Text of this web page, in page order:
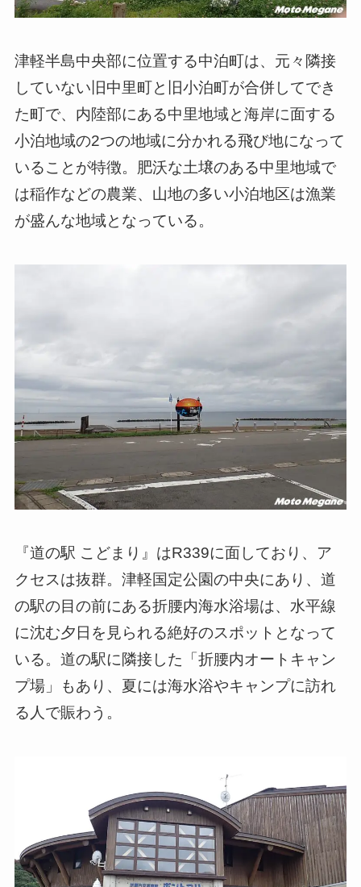
津軽半島中央部に位置する中泊町は、元々隣接
していない旧中里町と旧小泊町が合併してでき
た町で、内陸部にある中里地域と海岸に面する
小泊地域の2つの地域に分かれる飛び地になって
いることが特徴。肥沃な土壌のある中里地域で
は稲作などの農業、山地の多い小泊地区は漁業
が盛んな地域となっている。
『道の駅 こどまり』はR339に面しており、ア
クセスは抜群。津軽国定公園の中央にあり、道
の駅の目の前にある折腰内海水浴場は、水平線
に沈む夕日を見られる絶好のスポットとなって
いる。道の駅に隣接した「折腰内オートキャン
プ場」もあり、夏には海水浴やキャンプに訪れ
る人で賑わう。